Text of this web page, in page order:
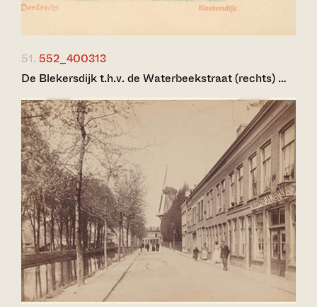
51. 552_400313
De Blekersdijk t.h.v. de Waterbeekstraat (rechts) …